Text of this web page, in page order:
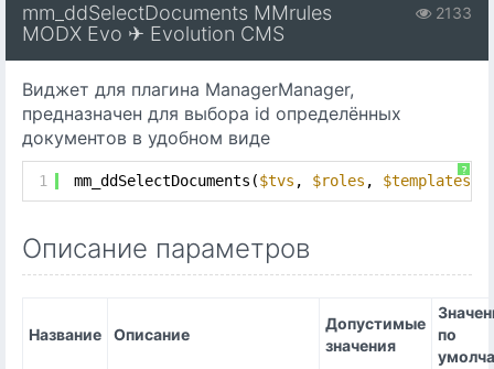
2133
mm_ddSelectDocuments MMrules
MODX Evo ✈ Evolution CMS
Виджет для плагина ManagerManager,
предназначен для выбора id определённых
документов в удобном виде
?
1 mm_ddSelectDocuments($tvs , $roles , $templates
Описание параметров
Название Описание
Допустимые
значения
по